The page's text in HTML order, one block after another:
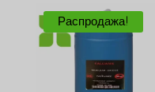
$3,000.00.
Распродажа!